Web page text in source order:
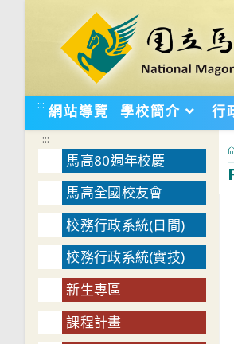
::: 網站導覽 學校簡介 行
:::
馬高80週年校慶
馬高全國校友會
校務行政系統(日間)
校務行政系統(實技)
新生專區
課程計畫